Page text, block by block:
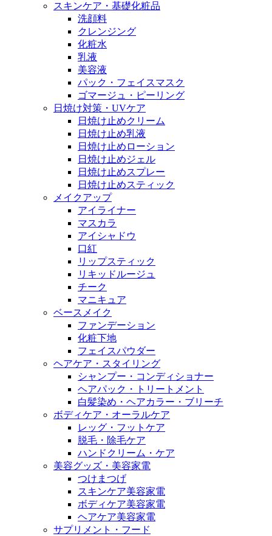
スキンケア・基礎化粧品
洗顔料
クレンジング
化粧水
乳液
美容液
パック・フェイスマスク
ゴマージュ・ピーリング
日焼け対策・UVケア
日焼け止めクリーム
日焼け止め乳液
日焼け止めローション
日焼け止めジェル
日焼け止めスプレー
日焼け止めスティック
メイクアップ
アイライナー
マスカラ
アイシャドウ
口紅
リップスティック
リキッドルージュ
チーク
マニキュア
ベースメイク
ファンデーション
化粧下地
フェイスパウダー
ヘアケア・スタイリング
シャンプー・コンディショナー
ヘアパック・トリートメント
白髪染め・ヘアカラー・ブリーチ
ボディケア・オーラルケア
レッグ・フットケア
脱毛・除毛ケア
ハンドクリーム・ケア
美容グッズ・美容家電
つけまつげ
スキンケア美容家電
ボディケア美容家電
ヘアケア美容家電
サプリメント・フード